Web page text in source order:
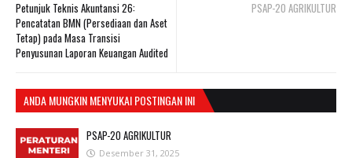
PSAP-20 AGRIKULTUR
Petunjuk Teknis Akuntansi 26:
Pencatatan BMN (Persediaan dan Aset
Tetap) pada Masa Transisi
Penyusunan Laporan Keuangan Audited
ANDA MUNGKIN MENYUKAI POSTINGAN INI
PSAP-20 AGRIKULTUR
Desember 31, 2025